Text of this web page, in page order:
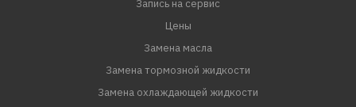
Запись на сервис
Цены
Замена масла
Замена тормозной жидкости
Замена охлаждающей жидкости